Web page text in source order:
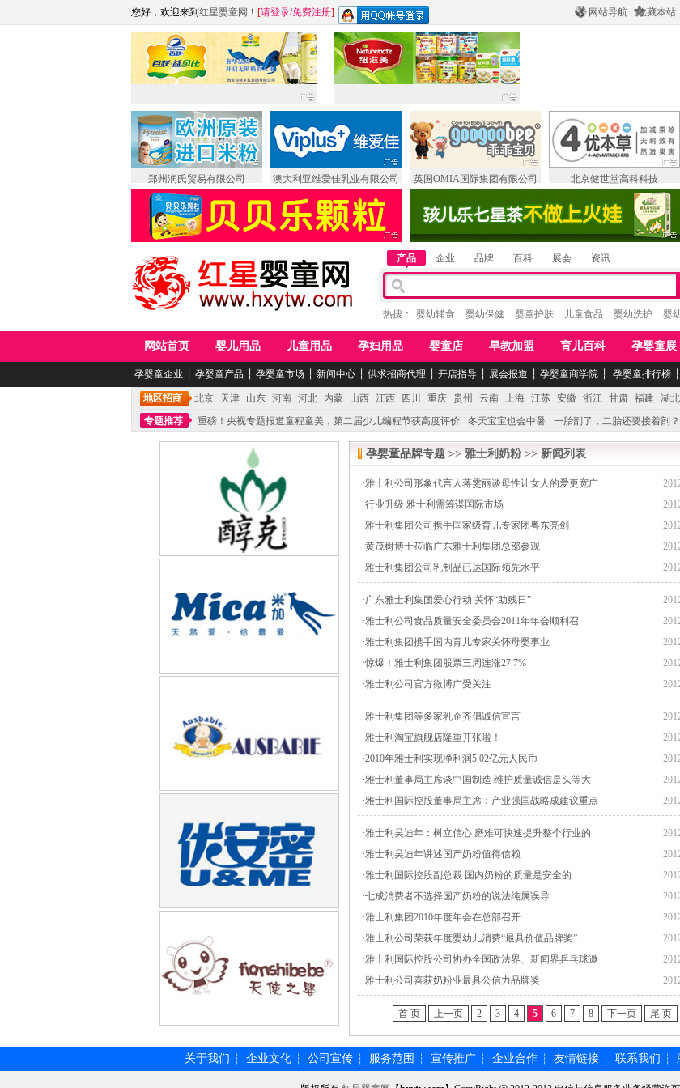
网站导航 收藏本站
您好，欢迎来到 红星婴童网 ！ [请登录/免费注册]
郑州润氏贸易有限公司 澳大利亚维爱佳乳业有限公司 英国OMIA国际集团有限公司 北京健世堂高科科技
产品 企业 品牌 百科 展会 资讯
热搜： 婴幼辅食 婴幼保健 婴童护肤 儿童食品 婴幼洗护 婴
网站首页 婴儿用品 儿童用品 孕妇用品 婴童店 早教加盟 育儿百科 孕婴童展
孕婴童企业 ┆ 孕婴童产品 ┆ 孕婴童市场 ┆ 新闻中心 ┆ 供求招商代理 ┆ 开店指导 ┆ 展会报道 ┆ 孕婴童商学院 ┆ 孕婴童排行榜 ┆
地区招商 北京 天津 山东 河南 河北 内蒙 山西 江西 四川 重庆 贵州 云南 上海 江苏 安徽 浙江 甘肃 福建 湖北
专题推荐
重磅！央视专题报道童程童美，第二届少儿编程节获高度评价 冬天宝宝也会中暑 一胎剖了，二胎还要接着剖？
不能再单纯地销售产品,而要向增强服务转型,毕竟母婴产品比较特殊。”
妇幼广场 免租了！
孕婴童品牌专题 >> 雅士利奶粉 >> 新闻列表
·雅士利公司形象代言人蒋雯丽谈母性让女人的爱更宽广
·行业升级 雅士利需筹谋国际市场
·雅士利集团公司携手国家级育儿专家团粤东亮剑
·黄茂树博士莅临广东雅士利集团总部参观
·雅士利集团公司乳制品已达国际领先水平
·广东雅士利集团爱心行动 关怀“助残日”
·雅士利公司食品质量安全委员会2011年年会顺利召
·雅士利集团携手国内育儿专家关怀母婴事业
·惊爆！雅士利集团股票三周连涨27.7%
·雅士利公司官方微博广受关注
·雅士利集团等多家乳企齐倡诚信宣言
·雅士利淘宝旗舰店隆重开张啦！
·2010年雅士利实现净利润5.02亿元人民币
·雅士利董事局主席谈中国制造 维护质量诚信是头等大
·雅士利国际控股董事局主席：产业强国战略成建议重点
·雅士利吴迪年：树立信心 磨难可快速提升整个行业的
·雅士利吴迪年讲述国产奶粉值得信赖
·雅士利国际控股副总裁 国内奶粉的质量是安全的
·七成消费者不选择国产奶粉的说法纯属误导
·雅士利集团2010年度年会在总部召开
·雅士利公司荣获年度婴幼儿消费“最具价值品牌奖”
·雅士利国际控股公司协办全国政法界、新闻界乒乓球邀
·雅士利公司喜获奶粉业最具公信力品牌奖
首 页 上一页 2 3 4 5 6 7 8 下一页 尾 页
关于我们 ┆ 企业文化 ┆ 公司宣传 ┆ 服务范围 ┆ 宣传推广 ┆ 企业合作 ┆ 友情链接 ┆ 联系我们 ┆